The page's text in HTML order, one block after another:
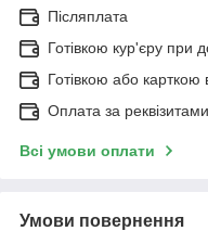
Післяплата
Готівкою кур'єру при
Готівкою або карткою
Оплата за
Всі умови оплати
Умови повернення